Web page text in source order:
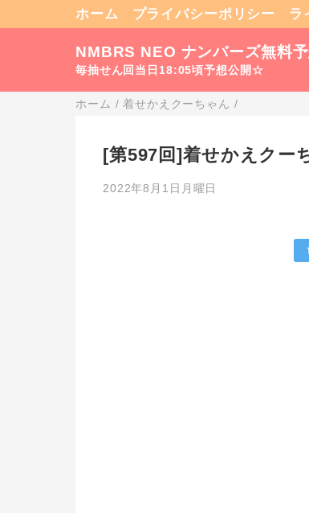
ホーム プライバシーポリシー ラ
NMBRS NEO ナンバーズ無料
毎抽せん回当日18:05頃予想公開☆
ホーム /着せかえクーちゃん /
[第597回]着せかえクー
2022年8月1日月曜日